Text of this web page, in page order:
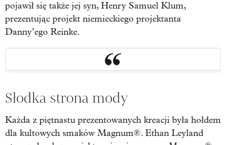
pojawił się także jej syn, Henry Samuel Klum,
prezentując projekt niemieckiego projektanta
Danny’ego Reinke.
Słodka strona mody
Każda z piętnastu prezentowanych kreacji była hołdem
dla kultowych smaków Magnum®. Ethan Leyland